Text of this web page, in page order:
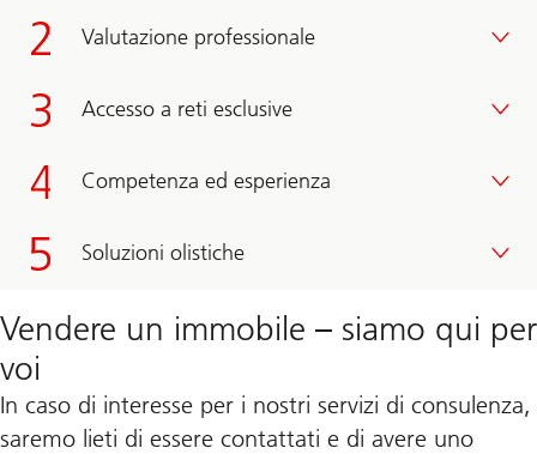
Valutazione professionale
Accesso a reti esclusive
Competenza ed esperienza
Soluzioni olistiche
Vendere un immobile – siamo qui per
voi
In caso di interesse per i nostri servizi di consulenza,
saremo lieti di essere contattati e di avere uno